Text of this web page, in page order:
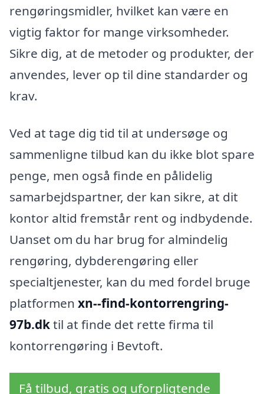
rengøringsmidler, hvilket kan være en
vigtig faktor for mange virksomheder.
Sikre dig, at de metoder og produkter, der
anvendes, lever op til dine standarder og
krav.
Ved at tage dig tid til at undersøge og
sammenligne tilbud kan du ikke blot spare
penge, men også finde en pålidelig
samarbejdspartner, der kan sikre, at dit
kontor altid fremstår rent og indbydende.
Uanset om du har brug for almindelig
rengøring, dybderengøring eller
specialtjenester, kan du med fordel bruge
platformen xn--find-kontorrengring-
97b.dktil at finde det rette firma til
kontorrengøring i Bevtoft.
Få tilbud, gratis og uforpligtende